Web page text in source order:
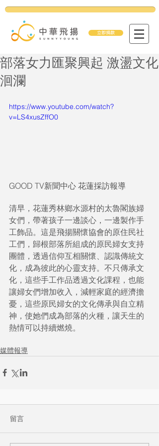
立即捐款
部落女力匯聚興起 激盪文化
洄瀾
https://www.youtube.com/watch?
v=LS4xusZffO0
GOOD TV新聞中心 花蓮採訪報導
清早，花蓮秀林鄉水源村的太魯閣族婦
女們，帶著孩子一邊談心，一邊製作手
工飾品。這是飛揚關懷協會的原住民社
工們，歸根部落所組成的原民婦女支持
團體，透過信仰互相關懷、認識傳統文
化，成為彼此的心靈支持。不只傳承文
化，這些手工作品透過文化課程，也能
讓婦女們增加收入，減輕家庭的經濟擔
憂，這些原民婦女的文化傳承與自立精
神，使她們成為部落的火種，讓天生的
熱情可以持續燃燒。
媒體報導
留言